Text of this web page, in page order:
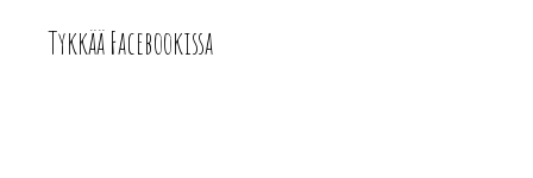
Tykkää Facebookissa